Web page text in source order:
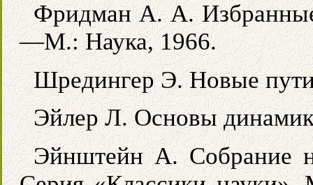
Фридман А. А.
—М.: Наука, 1966.
Шредингер Э. Новые
Эйлер Л. Основы
Эйнштейн А. Собрание